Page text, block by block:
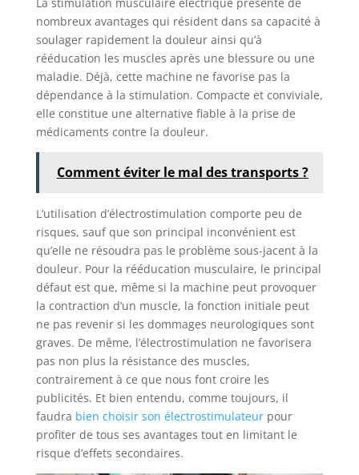
nombreux avantages qui résident dans sa capacité à
soulager rapidement la douleur ainsi qu’à
rééducation les muscles après une blessure ou une
maladie. Déjà, cette machine ne favorise pas la
dépendance à la stimulation. Compacte et conviviale,
elle constitue une alternative fiable à la prise de
médicaments contre la douleur.
Comment éviter le mal des transports ?
L’utilisation d’électrostimulation comporte peu de
risques, sauf que son principal inconvénient est
qu’elle ne résoudra pas le problème sous-jacent à la
douleur. Pour la rééducation musculaire, le principal
défaut est que, même si la machine peut provoquer
la contraction d’un muscle, la fonction initiale peut
ne pas revenir si les dommages neurologiques sont
graves. De même, l’électrostimulation ne favorisera
pas non plus la résistance des muscles,
contrairement à ce que nous font croire les
publicités. Et bien entendu, comme toujours, il
faudra bien choisir son électrostimulateurpour
profiter de tous ses avantages tout en limitant le
risque d’effets secondaires.